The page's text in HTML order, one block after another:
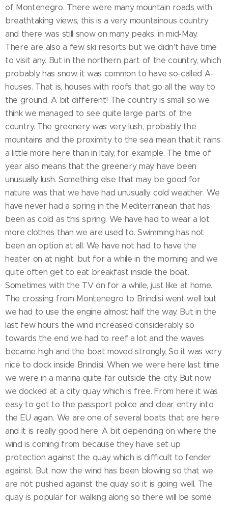
of Montenegro. There were many mountain roads with
breathtaking views, this is a very mountainous country
and there was still snow on many peaks, in mid-May.
There are also a few ski resorts but we didn't have time
to visit any. But in the northern part of the country, which
probably has snow, it was common to have so-called A-
houses. That is, houses with roofs that go all the way to
the ground. A bit different! The country is small so we
think we managed to see quite large parts of the
country. The greenery was very lush, probably the
mountains and the proximity to the sea mean that it rains
a little more here than in Italy, for example. The time of
year also means that the greenery may have been
unusually lush. Something else that may be good for
nature was that we have had unusually cold weather. We
have never had a spring in the Mediterranean that has
been as cold as this spring. We have had to wear a lot
more clothes than we are used to. Swimming has not
been an option at all. We have not had to have the
heater on at night, but for a while in the morning and we
quite often get to eat breakfast inside the boat.
Sometimes with the TV on for a while, just like at home.
The crossing from Montenegro to Brindisi went well but
we had to use the engine almost half the way. But in the
last few hours the wind increased considerably so
towards the end we had to reef a lot and the waves
became high and the boat moved strongly. So it was very
nice to dock inside Brindisi. When we were here last time
we were in a marina quite far outside the city. But now
we docked at a city quay which is free. From here it was
easy to get to the passport police and clear entry into
the EU again. We are one of several boats that are here
and it is really good here. A bit depending on where the
wind is coming from because they have set up
protection against the quay which is difficult to fender
against. But now the wind has been blowing so that we
are not pushed against the quay, so it is going well. The
quay is popular for walking along so there will be some